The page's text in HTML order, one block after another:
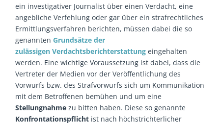
ein investigativer Journalist über einen Verdacht, eine
angebliche Verfehlung oder gar über ein strafrechtliches
Ermittlungsverfahren berichten, müssen dabei die so
genanntenGrundsätze der
zulässigen Verdachtsberichterstattung eingehalten
werden. Eine wichtige Voraussetzung ist dabei, dass die
Vertreter der Medien vor der Veröffentlichung des
Vorwurfs bzw. des Strafvorwurfs sich um Kommunikation
mit dem Betroffenen bemühen und um eine
Stellungnahme zu bitten haben. Diese so genannte
Konfrontationspflicht ist nach höchstrichterlicher